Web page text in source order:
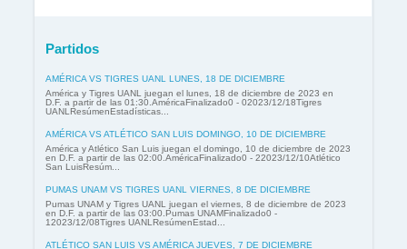
Partidos
AMÉRICA VS TIGRES UANL LUNES, 18 DE DICIEMBRE
América y Tigres UANL juegan el lunes, 18 de diciembre de 2023 en
D.F. a partir de las 01:30.AméricaFinalizado0 - 02023/12/18Tigres
UANLResúmenEstadísticas...
AMÉRICA VS ATLÉTICO SAN LUIS DOMINGO, 10 DE DICIEMBRE
América y Atlético San Luis juegan el domingo, 10 de diciembre de 2023
en D.F. a partir de las 02:00.AméricaFinalizado0 - 22023/12/10Atlético
San LuisResúm...
PUMAS UNAM VS TIGRES UANL VIERNES, 8 DE DICIEMBRE
Pumas UNAM y Tigres UANL juegan el viernes, 8 de diciembre de 2023
en D.F. a partir de las 03:00.Pumas UNAMFinalizado0 -
12023/12/08Tigres UANLResúmenEstad...
ATLÉTICO SAN LUIS VS AMÉRICA JUEVES, 7 DE DICIEMBRE